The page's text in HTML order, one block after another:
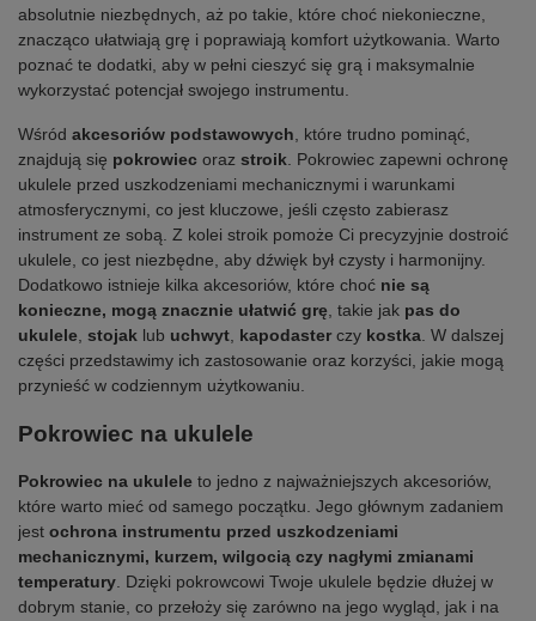
absolutnie niezbędnych, aż po takie, które choć niekonieczne,
znacząco ułatwiają grę i poprawiają komfort użytkowania. Warto
poznać te dodatki, aby w pełni cieszyć się grą i maksymalnie
wykorzystać potencjał swojego instrumentu.
Wśród akcesoriów podstawowych , które trudno pominąć,
znajdują się pokrowiec oraz stroik . Pokrowiec zapewni ochronę
ukulele przed uszkodzeniami mechanicznymi i warunkami
atmosferycznymi, co jest kluczowe, jeśli często zabierasz
instrument ze sobą. Z kolei stroik pomoże Ci precyzyjnie dostroić
ukulele, co jest niezbędne, aby dźwięk był czysty i harmonijny.
Dodatkowo istnieje kilka akcesoriów, które choć nie są
konieczne, mogą znacznie ułatwić grę , takie jak pas do
ukulele stojak lub uchwyt kapodaster czy kostka . W dalszej
części przedstawimy ich zastosowanie oraz korzyści, jakie mogą
przynieść w codziennym użytkowaniu.
Pokrowiec na ukulele
Pokrowiec na ukulele to jedno z najważniejszych akcesoriów,
które warto mieć od samego początku. Jego głównym zadaniem
jest ochrona instrumentu przed uszkodzeniami
mechanicznymi, kurzem, wilgocią czy nagłymi zmianami
temperatury . Dzięki pokrowcowi Twoje ukulele będzie dłużej w
dobrym stanie, co przełoży się zarówno na jego wygląd, jak i na